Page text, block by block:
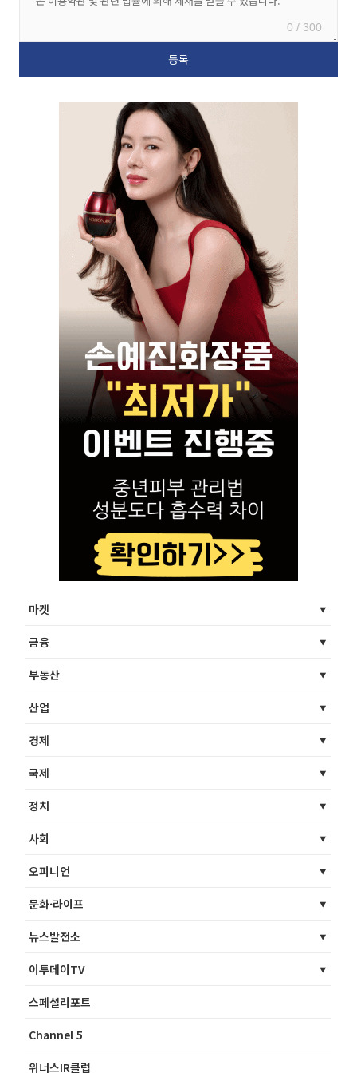
0 / 300
마켓
금융
부동산
산업
경제
국제
정치
사회
오피니언
문화·라이프
뉴스발전소
이투데이TV
스페셜리포트
Channel 5
위너스IR클럽